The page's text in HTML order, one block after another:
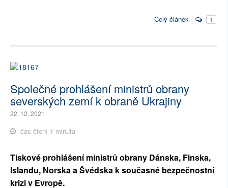
Celý článek 1
Společné prohlášení ministrů obrany
severských zemí k obraně Ukrajiny
22. 12. 2021
čas čtení 1 minuta
Tiskové prohlášení ministrů obrany Dánska, Finska,
Islandu, Norska a Švédska k současné bezpečnostní
krizi v Evropě.